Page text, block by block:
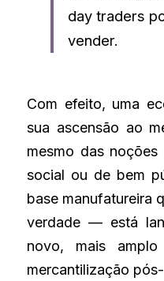
day traders
vender.
Com efeito, uma
sua ascensão ao
mesmo das
social ou de bem
base manufatureira
verdade — está
novo, mais
mercantilização